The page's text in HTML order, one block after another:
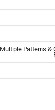
Multiple Patterns &